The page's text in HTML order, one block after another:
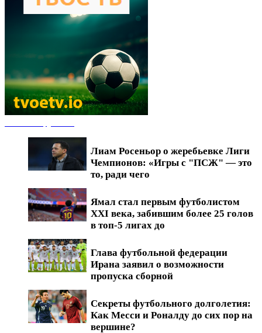
Лиам Росеньор о жеребьевке Лиги
Чемпионов: «Игры с "ПСЖ" — это
то, ради чего
Ямал стал первым футболистом
XXI века, забившим более 25 голов
в топ-5 лигах до
Глава футбольной федерации
Ирана заявил о возможности
пропуска сборной
Секреты футбольного долголетия:
Как Месси и Роналду до сих пор на
вершине?